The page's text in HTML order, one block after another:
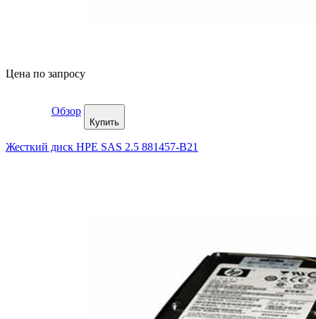
Цена по запросу
Обзор
Купить
Жесткий диск HPE SAS 2.5 881457-B21